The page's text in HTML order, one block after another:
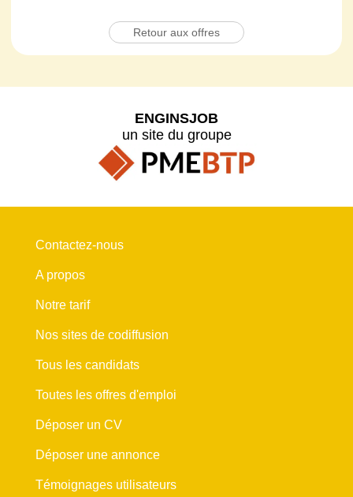
Retour aux offres
ENGINSJOB
un site du groupe
Contactez-nous
A propos
Notre tarif
Nos sites de codiffusion
Tous les candidats
Toutes les offres d'emploi
Déposer un CV
Déposer une annonce
Témoignages utilisateurs